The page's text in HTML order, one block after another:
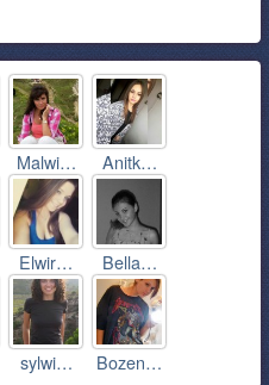
Malwi… Anitk…
Elwir… Bella…
sylwi… Bozen…